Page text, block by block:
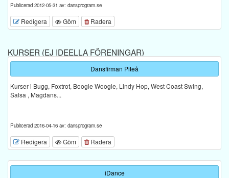
Publicerad 2012-05-31 av: dansprogram.se
Redigera Göm Radera
KURSER (EJ IDEELLA FÖRENINGAR)
Dansfirman Piteå
Kurser i Bugg, Foxtrot, Boogie Woogie, Lindy Hop, West Coast Swing,
Salsa , Magdans...
Publicerad 2016-04-16 av: dansprogram.se
Redigera Göm Radera
iDance